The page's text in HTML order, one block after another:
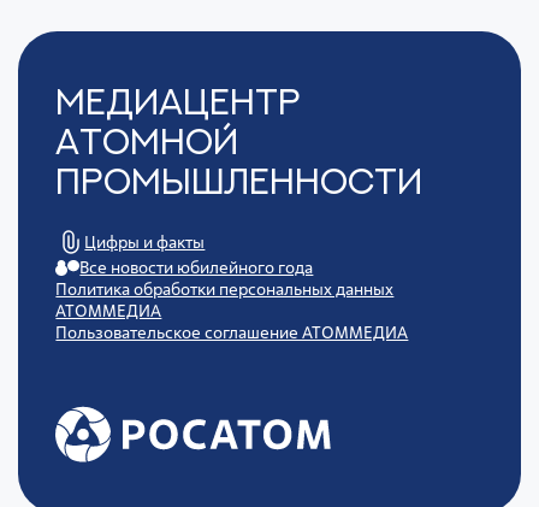
Медиацентр
Атомной
Промышленности
Цифры и факты
Все новости юбилейного года
Политика обработки персональных данных
АТОММЕДИА
Пользовательское соглашение АТОММЕДИА